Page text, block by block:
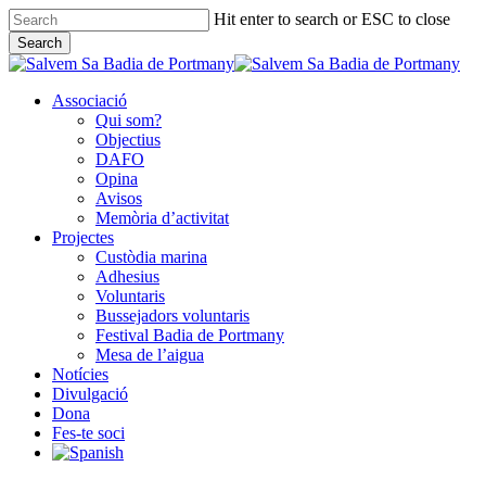
Skip
to
main
content
Hit enter to search or ESC to close
Search
Close
Associació
Qui som?
Objectius
DAFO
Opina
Avisos
Memòria d’activitat
Projectes
Custòdia marina
Adhesius
Voluntaris
Bussejadors voluntaris
Festival Badia de Portmany
Mesa de l’aigua
Notícies
Divulgació
Dona
Fes-te soci